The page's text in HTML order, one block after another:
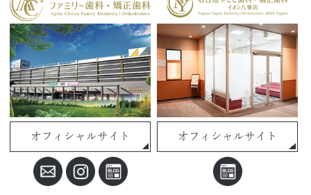
オフィシャルサイト オフィシャルサイト